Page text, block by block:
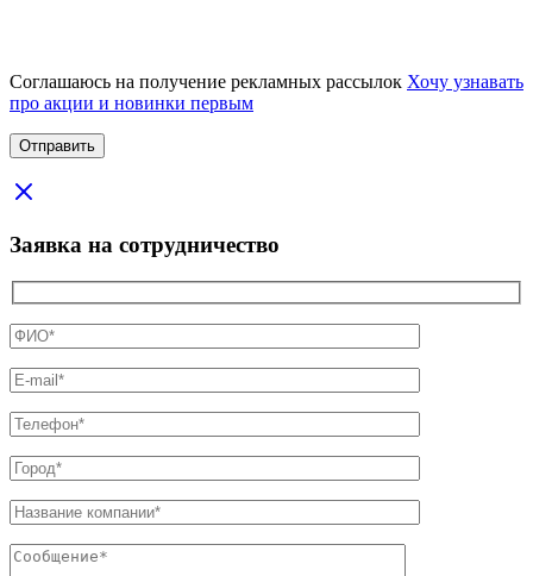
Соглашаюсь на получение рекламных рассылок Хочу узнавать
про акции и новинки первым
Заявка на сотрудничество